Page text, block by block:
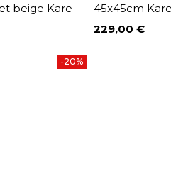
beige Kare
-20%
45x45cm
Prix
229,00 €